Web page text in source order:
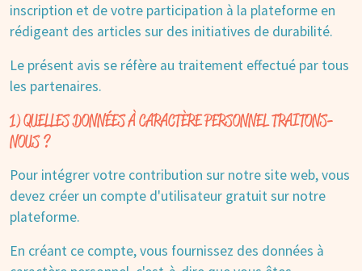
inscription et de votre participation à la plateforme en
rédigeant des articles sur des initiatives de durabilité.
Le présent avis se réfère au traitement effectué par tous
les partenaires.
1) QUELLES DONNÉES À CARACTÈRE PERSONNEL TRAITONS-
NOUS ?
Pour intégrer votre contribution sur notre site web, vous
devez créer un compte d'utilisateur gratuit sur notre
plateforme.
En créant ce compte, vous fournissez des données à